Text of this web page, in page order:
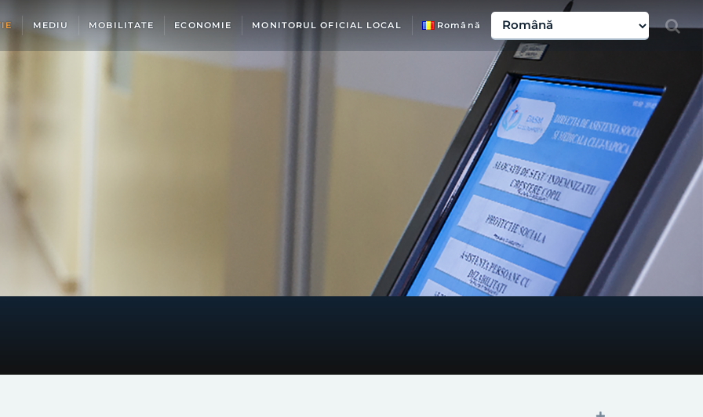
MEDIU MOBILITATE ECONOMIE MONITORUL OFICIAL LOCAL Română